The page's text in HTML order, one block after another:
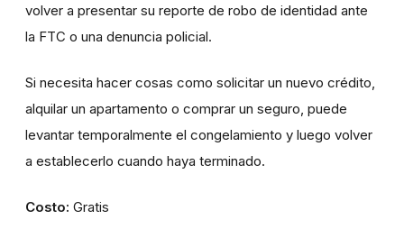
volver a presentar su reporte de robo de identidad ante
la FTC o una denuncia policial.
Si necesita hacer cosas como solicitar un nuevo crédito,
alquilar un apartamento o comprar un seguro, puede
levantar temporalmente el congelamiento y luego volver
a establecerlo cuando haya terminado.
Costo: Gratis